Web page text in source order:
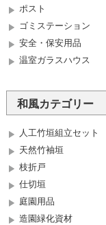
ポスト
ゴミステーション
安全・保安用品
温室ガラスハウス
和風カテゴリー
人工竹垣組立セット
天然竹袖垣
枝折戸
仕切垣
庭園用品
造園緑化資材